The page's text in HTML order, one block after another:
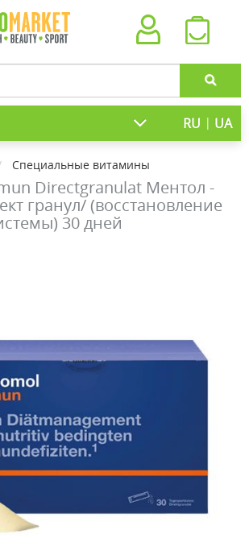
RU | UA
Специальные витамины
Directgranulat Ментол -
гранул/ (восстановление
30 дней